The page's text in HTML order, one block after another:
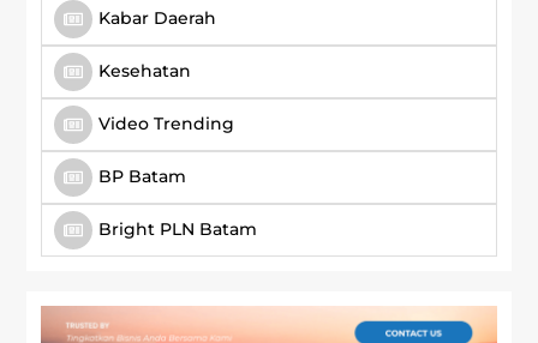
Kabar Daerah
Kesehatan
Video Trending
BP Batam
Bright PLN Batam